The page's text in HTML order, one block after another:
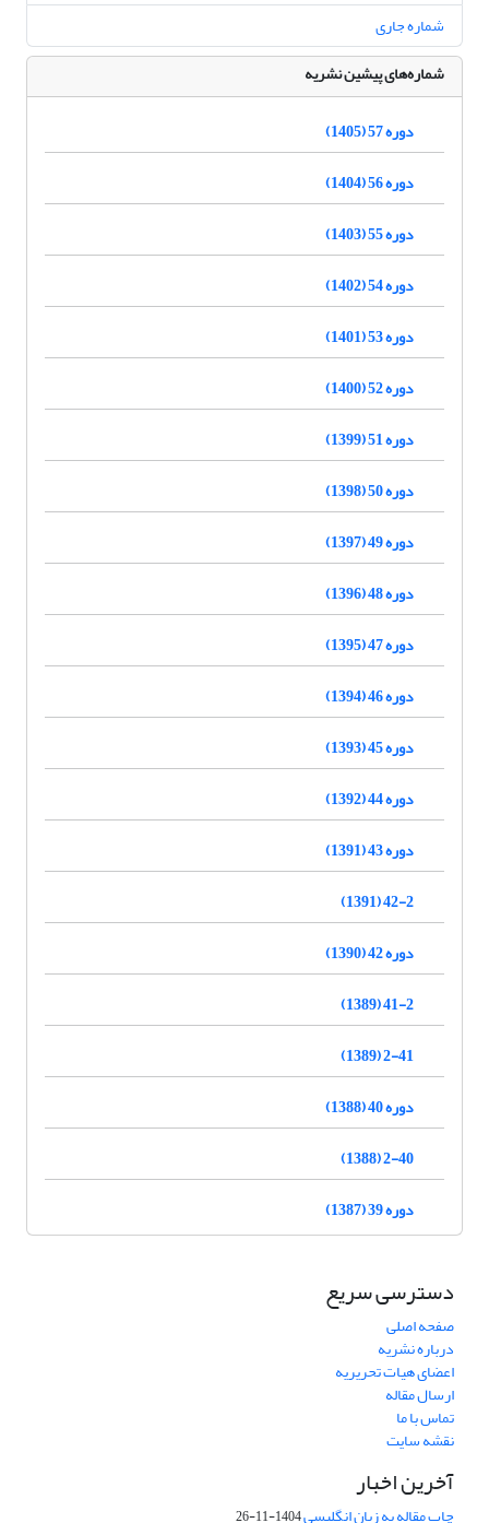
شماره جاری
شماره‌های پیشین نشریه
دوره 57 (1405)
دوره 56 (1404)
دوره 55 (1403)
دوره 54 (1402)
دوره 53 (1401)
دوره 52 (1400)
دوره 51 (1399)
دوره 50 (1398)
دوره 49 (1397)
دوره 48 (1396)
دوره 47 (1395)
دوره 46 (1394)
دوره 45 (1393)
دوره 44 (1392)
دوره 43 (1391)
42-2 (1391)
دوره 42 (1390)
41-2 (1389)
2-41 (1389)
دوره 40 (1388)
2-40 (1388)
دوره 39 (1387)
دسترسی سریع
صفحه اصلی
درباره نشریه
اعضای هیات تحریریه
ارسال مقاله
تماس با ما
نقشه سایت
آخرین اخبار
چاپ مقاله به زبان انگلیسی1404-11-26